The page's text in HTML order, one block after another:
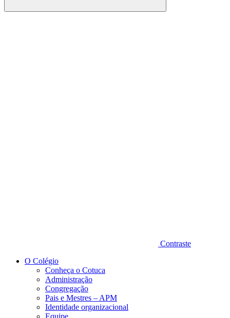
Buscar
Contraste
O Colégio
Conheça o Cotuca
Administração
Congregação
Pais e Mestres – APM
Identidade organizacional
Equipe